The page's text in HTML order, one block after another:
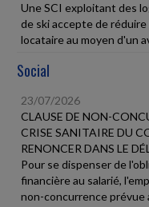
Une SCI exploitant des
de ski accepte de
locataire au moyen d'un
Social
23/07/2026
CLAUSE DE NON-
CRISE SANITAIRE DU
RENONCER DANS LE
Pour se dispenser de
financière au salarié,
non-concurrence prévue